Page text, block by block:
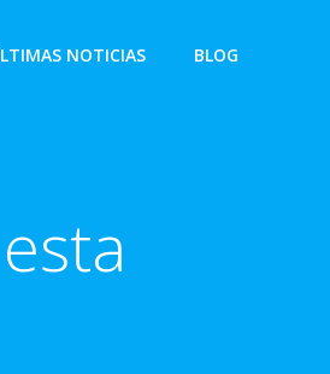
NOTICIAS BLOG